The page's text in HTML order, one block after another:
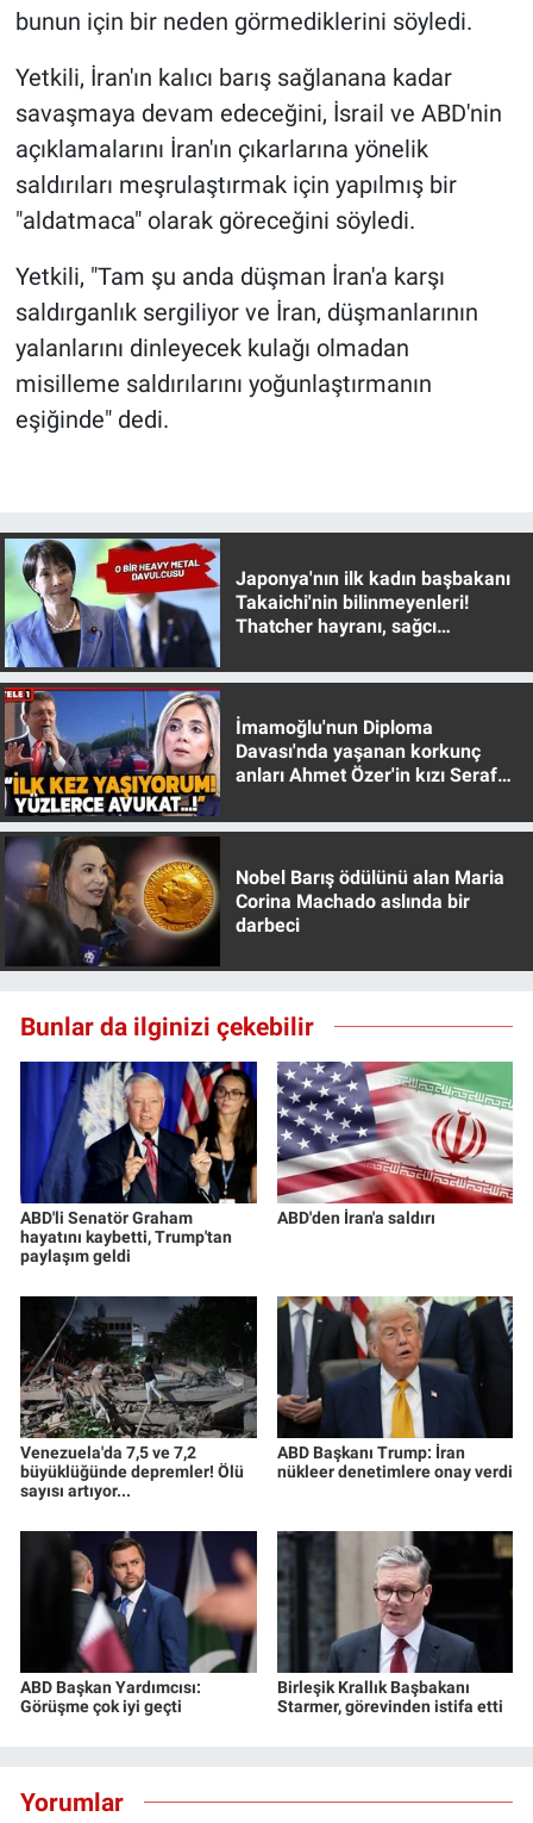
bunun için bir neden görmediklerini söyledi.
Yetkili, İran'ın kalıcı barış sağlanana kadar
savaşmaya devam edeceğini, İsrail ve ABD'nin
açıklamalarını İran'ın çıkarlarına yönelik
saldırıları meşrulaştırmak için yapılmış bir
"aldatmaca" olarak göreceğini söyledi.
Yetkili, "Tam şu anda düşman İran'a karşı
saldırganlık sergiliyor ve İran, düşmanlarının
yalanlarını dinleyecek kulağı olmadan
misilleme saldırılarını yoğunlaştırmanın
eşiğinde" dedi.
Japonya'nın ilk kadın başbakanı
Takaichi'nin bilinmeyenleri!
Thatcher hayranı, sağcı
İmamoğlu'nun Diploma
Davası'nda yaşanan korkunç
anları Ahmet Özer'in kızı Seraf
Nobel Barış ödülünü alan Maria
Corina Machado aslında bir
darbeci
Bunlar da ilginizi çekebilir
ABD'li Senatör Graham
hayatını kaybetti, Trump'tan
paylaşım geldi
ABD'den İran'a saldırı
Venezuela'da 7,5 ve 7,2
büyüklüğünde depremler! Ölü
sayısı artıyor...
ABD Başkanı Trump: İran
nükleer denetimlere onay verdi
ABD Başkan Yardımcısı:
Görüşme çok iyi geçti
Birleşik Krallık Başbakanı
Starmer, görevinden istifa etti
Yorumlar